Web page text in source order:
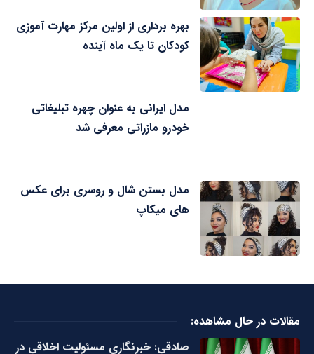
بهره برداری از اولین مرکز مهارت آموزی
کودکان تا یک ماه آینده
مدل ایرانی به عنوان چهره تبلیغاتی
خودرو مازراتی معرفی شد
مدل بستن شال و روسری برای عکس
های میکاپ
مقالات در حال مشاهده:
صادقی: خبرنگاری مسئولیت اخلاقی در